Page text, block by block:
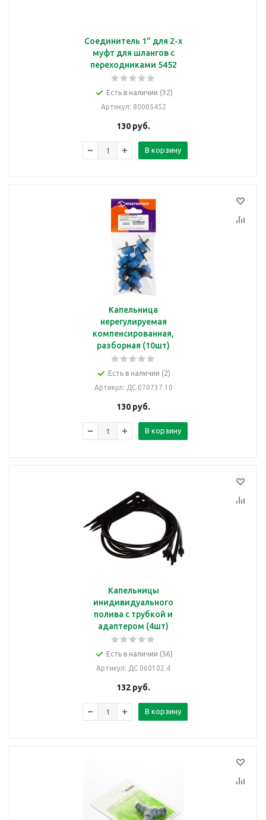
Соединитель 1" для 2-х
муфт для шлангов с
переходниками 5452
Есть в наличии (32)
Артикул: 80005452
130 руб.
В корзину
Капельница
нерегулируемая
компенсированная,
разборная (10шт)
Есть в наличии (2)
Артикул: ДС 070737.10
130 руб.
В корзину
Капельницы
инидивидуального
полива с трубкой и
адаптером (4шт)
Есть в наличии (56)
Артикул: ДС 060102.4
132 руб.
В корзину